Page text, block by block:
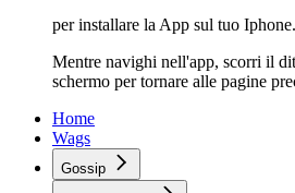
per installare la App sul tuo Iphone.
Mentre navighi nell'app, scorri il
schermo per tornare alle pagine
Home
Wags
Gossip